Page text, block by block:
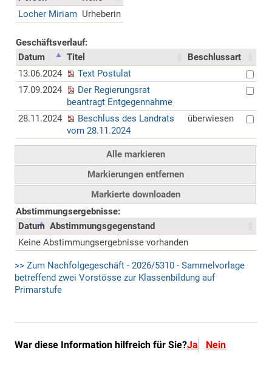
War diese Information hilfreich für Sie?Ja Nein